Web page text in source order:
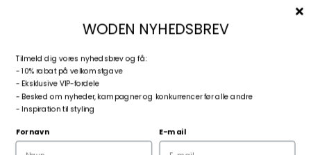
Log ind
Kurv
Zoom
WODEN NYHEDSBREV
Tilmeld dig vores nyhedsbrev og få:
- 10% rabat på velkomstgave
- Eksklusive VIP-fordele
- Besked om nyheder, kampagner og konkurrencer før alle andre
- Inspiration til styling
Fornavn E-mail